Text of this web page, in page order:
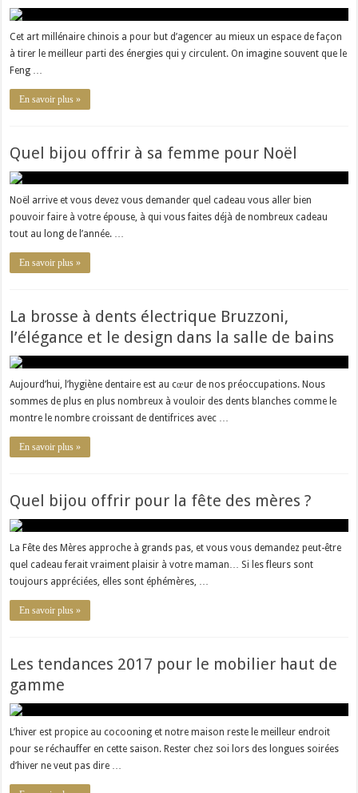
Cet art millénaire chinois a pour but d’agencer au mieux un espace de façon
à tirer le meilleur parti des énergies qui y circulent. On imagine souvent que le
Feng …
En savoir plus »
Quel bijou offrir à sa femme pour Noël
Noël arrive et vous devez vous demander quel cadeau vous aller bien
pouvoir faire à votre épouse, à qui vous faites déjà de nombreux cadeau
tout au long de l’année. …
En savoir plus »
La brosse à dents électrique Bruzzoni,
l’élégance et le design dans la salle de bains
Aujourd’hui, l’hygiène dentaire est au cœur de nos préoccupations. Nous
sommes de plus en plus nombreux à vouloir des dents blanches comme le
montre le nombre croissant de dentifrices avec …
En savoir plus »
Quel bijou offrir pour la fête des mères ?
La Fête des Mères approche à grands pas, et vous vous demandez peut-être
quel cadeau ferait vraiment plaisir à votre maman… Si les fleurs sont
toujours appréciées, elles sont éphémères, …
En savoir plus »
Les tendances 2017 pour le mobilier haut de
gamme
L’hiver est propice au cocooning et notre maison reste le meilleur endroit
pour se réchauffer en cette saison. Rester chez soi lors des longues soirées
d’hiver ne veut pas dire …